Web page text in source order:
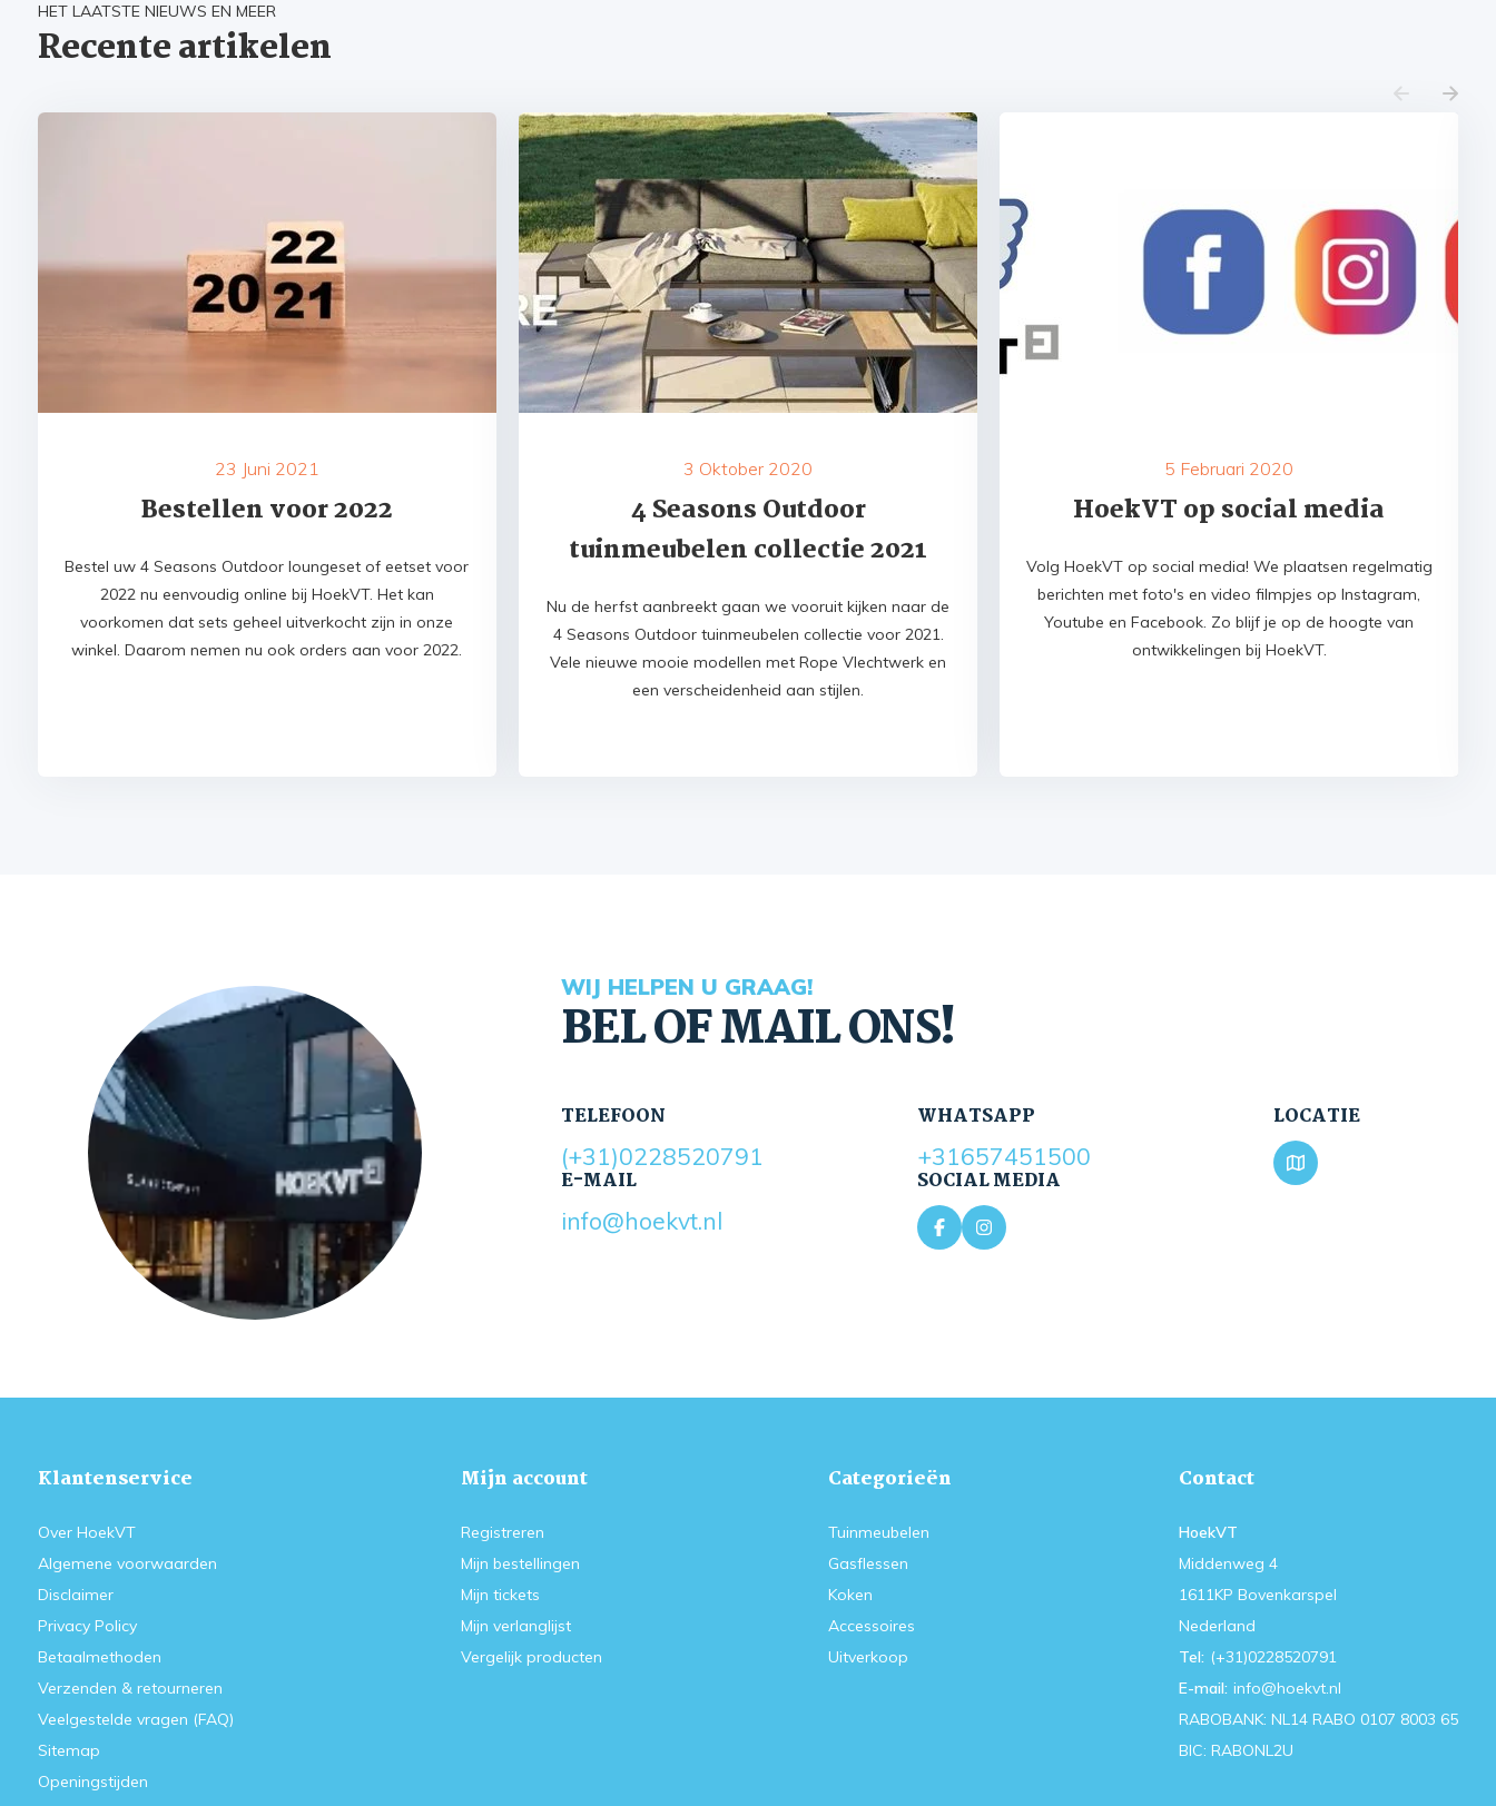
HET LAATSTE NIEUWS EN MEER
Recente artikelen
23 Juni 2021
Bestellen voor 2022
Bestel uw 4 Seasons Outdoor loungeset of eetset voor
2022 nu eenvoudig online bij HoekVT. Het kan
voorkomen dat sets geheel uitverkocht zijn in onze
winkel. Daarom nemen nu ook orders aan voor 2022.
3 Oktober 2020
4 Seasons Outdoor
tuinmeubelen collectie 2021
Nu de herfst aanbreekt gaan we vooruit kijken naar de
4 Seasons Outdoor tuinmeubelen collectie voor 2021.
Vele nieuwe mooie modellen met Rope Vlechtwerk en
een verscheidenheid aan stijlen.
5 Februari 2020
HoekVT op social media
Volg HoekVT op social media! We plaatsen regelmatig
berichten met foto's en video filmpjes op Instagram,
Youtube en Facebook. Zo blijf je op de hoogte van
ontwikkelingen bij HoekVT.
WIJ HELPEN U GRAAG!
BEL OF MAIL ONS!
TELEFOON
(+31)0228520791
E-MAIL
info@hoekvt.nl
WHATSAPP
+31657451500
SOCIAL MEDIA
LOCATIE
Klantenservice
Over HoekVT
Algemene voorwaarden
Disclaimer
Privacy Policy
Betaalmethoden
Verzenden & retourneren
Veelgestelde vragen (FAQ)
Sitemap
Openingstijden
Mijn account
Registreren
Mijn bestellingen
Mijn tickets
Mijn verlanglijst
Vergelijk producten
Categorieën
Tuinmeubelen
Gasflessen
Koken
Accessoires
Uitverkoop
Contact
HoekVT
Middenweg 4
1611KP Bovenkarspel
Nederland
Tel: (+31)0228520791
E-mail: info@hoekvt.nl
RABOBANK: NL14 RABO 0107 8003 65
BIC: RABONL2U